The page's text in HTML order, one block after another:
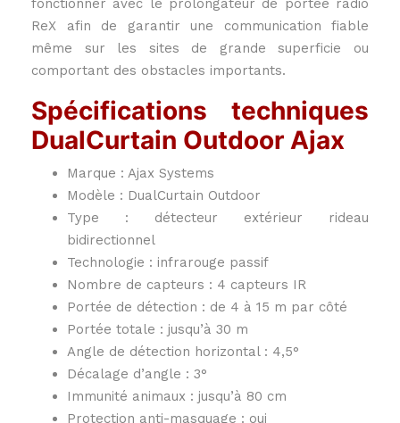
fonctionner avec le prolongateur de portée radio
ReX afin de garantir une communication fiable
même sur les sites de grande superficie ou
comportant des obstacles importants.
Spécifications techniques
DualCurtain Outdoor Ajax
Marque : Ajax Systems
Modèle : DualCurtain Outdoor
Type : détecteur extérieur rideau
bidirectionnel
Technologie : infrarouge passif
Nombre de capteurs : 4 capteurs IR
Portée de détection : de 4 à 15 m par côté
Portée totale : jusqu’à 30 m
Angle de détection horizontal : 4,5°
Décalage d’angle : 3°
Immunité animaux : jusqu’à 80 cm
Protection anti-masquage : oui